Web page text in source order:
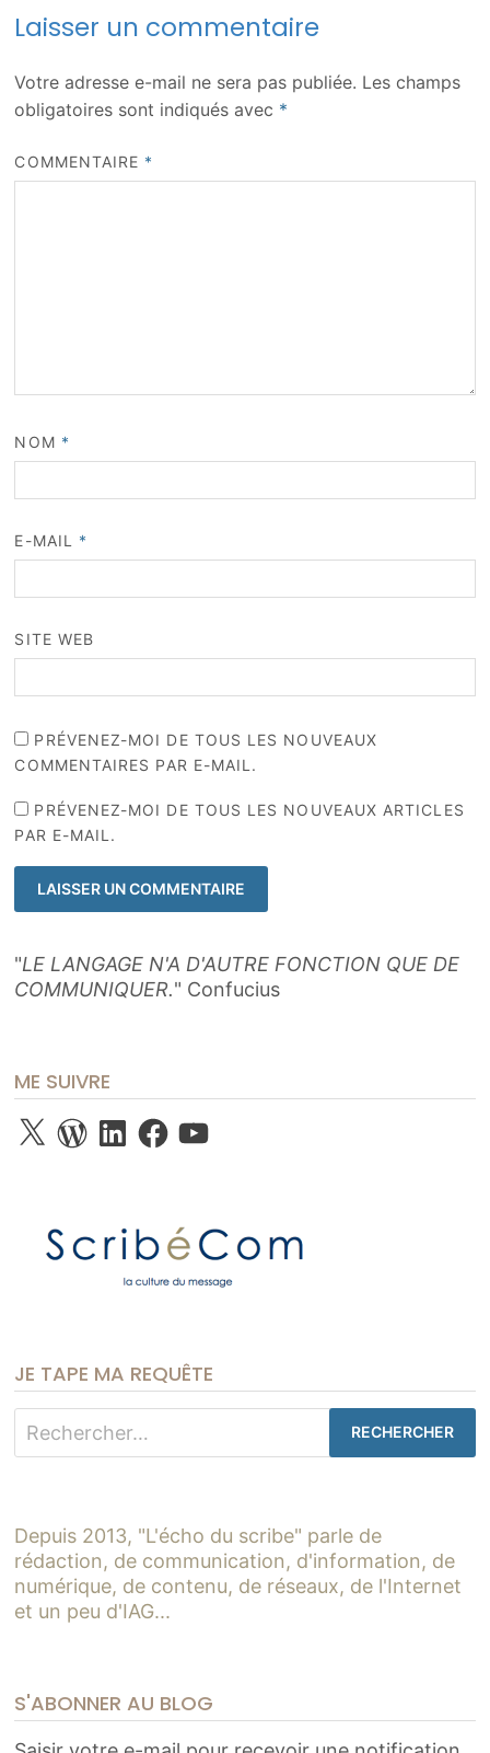
Laisser un commentaire
Votre adresse e-mail ne sera pas publiée. Les champs
obligatoires sont indiqués avec *
COMMENTAIRE *
NOM *
E-MAIL *
SITE WEB
PRÉVENEZ-MOI DE TOUS LES NOUVEAUX
COMMENTAIRES PAR E-MAIL.
PRÉVENEZ-MOI DE TOUS LES NOUVEAUX ARTICLES
PAR E-MAIL.
"LE LANGAGE N'A D'AUTRE FONCTION QUE DE
COMMUNIQUER." Confucius
ME SUIVRE
X WordPress
LinkedInFacebook
YouTube
JE TAPE MA REQUÊTE
Depuis 2013, "L'écho du scribe" parle de
rédaction, de communication, d'information, de
numérique, de contenu, de réseaux, de l'Internet
et un peu d'IAG...
S'ABONNER AU BLOG